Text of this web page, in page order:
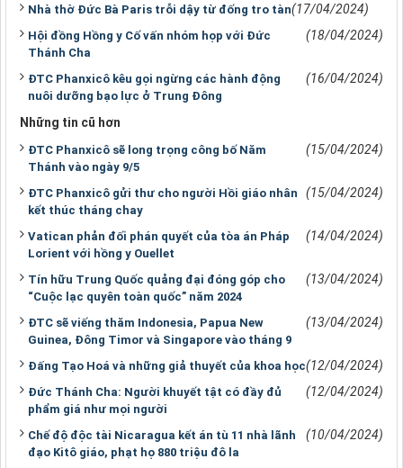
Nhà thờ Đức Bà Paris trỗi dậy từ đống tro tàn(17/04/2024)
Hội đồng Hồng y Cố vấn nhóm họp với Đức
Thánh Cha
(18/04/2024)
ĐTC Phanxicô kêu gọi ngừng các hành động
nuôi dưỡng bạo lực ở Trung Đông
(16/04/2024)
Những tin cũ hơn
ĐTC Phanxicô sẽ long trọng công bố Năm
Thánh vào ngày 9/5
(15/04/2024)
ĐTC Phanxicô gửi thư cho người Hồi giáo nhân
kết thúc tháng chay
(15/04/2024)
Vatican phản đối phán quyết của tòa án Pháp
Lorient với hồng y Ouellet
(14/04/2024)
Tín hữu Trung Quốc quảng đại đóng góp cho
“Cuộc lạc quyên toàn quốc” năm 2024
(13/04/2024)
ĐTC sẽ viếng thăm Indonesia, Papua New
Guinea, Đông Timor và Singapore vào tháng 9
(13/04/2024)
Đấng Tạo Hoá và những giả thuyết của khoa học(12/04/2024)
Đức Thánh Cha: Người khuyết tật có đầy đủ
phẩm giá như mọi người
(12/04/2024)
Chế độ độc tài Nicaragua kết án tù 11 nhà lãnh
đạo Kitô giáo, phạt họ 880 triệu đô la
(10/04/2024)